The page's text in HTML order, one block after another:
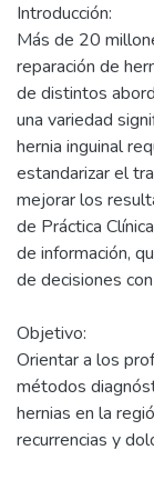
Introducción:
Más de 20
reparación de
de distintos
una variedad
hernia inguinal
estandarizar el
mejorar los
de Práctica
de información,
de decisiones
Objetivo:
Orientar a los
métodos
hernias en la
recurrencias y